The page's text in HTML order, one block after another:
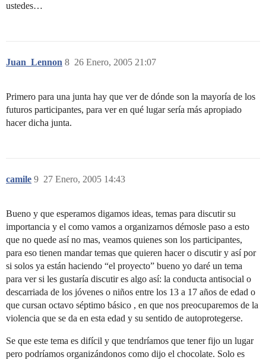
ustedes…
Juan_Lennon 26 Enero, 2005 21:07
8
Primero para una junta hay que ver de dónde son la mayoría de los
futuros participantes, para ver en qué lugar sería más apropiado
hacer dicha junta.
camile 27 Enero, 2005 14:43
9
Bueno y que esperamos digamos ideas, temas para discutir su
importancia y el como vamos a organizarnos démosle paso a esto
que no quede así no mas, veamos quienes son los participantes,
para eso tienen mandar temas que quieren hacer o discutir y así por
si solos ya están haciendo “el proyecto” bueno yo daré un tema
para ver si les gustaría discutir es algo así: la conducta antisocial o
descarriada de los jóvenes o niños entre los 13 a 17 años de edad o
que cursan octavo séptimo básico , en que nos preocuparemos de la
violencia que se da en esta edad y su sentido de autoprotegerse.
Se que este tema es difícil y que tendríamos que tener fijo un lugar
pero podríamos organizándonos como dijo el chocolate. Solo es